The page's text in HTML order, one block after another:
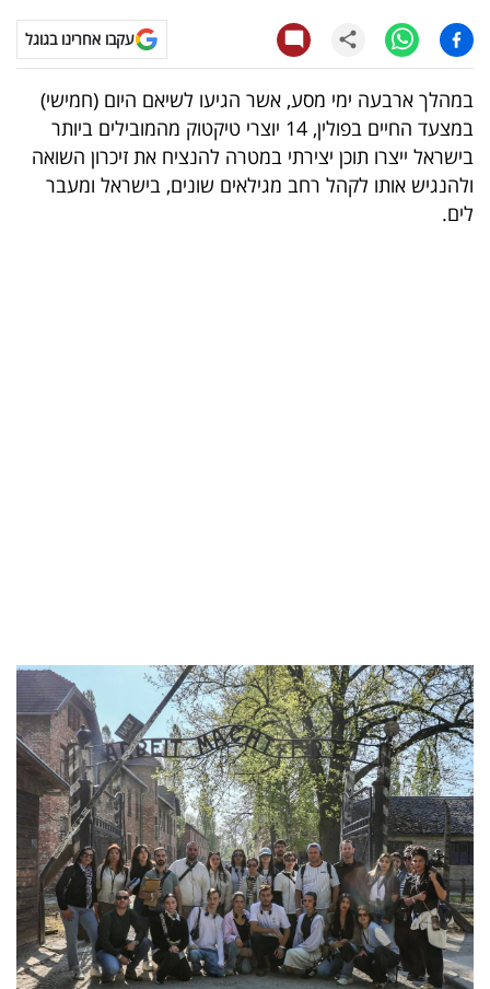
ויראלי
טלוויזיה
עסקי
ספורט
קריירה
5
המילון
הכלכלי
פודקאסט
40
UNDER
40
עקבו אחרינו בגוגל
במהלך ארבעה ימי מסע, אשר הגיעו לשיאם היום (חמישי)
במצעד החיים בפולין, 14 יוצרי טיקטוק מהמובילים ביותר
בישראל ייצרו תוכן יצירתי במטרה להנציח את זיכרון השואה
ולהנגיש אותו לקהל רחב מגילאים שונים, בישראל ומעבר
לים.